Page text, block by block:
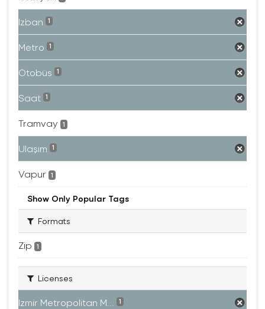
Izban 1
Metro 1
Otobüs 1
Saat 1
Tramvay 1
Ulaşım 1
Vapur 1
Show Only Popular Tags
Formats
Zip 1
Licenses
Izmir Metropolitan M... 1